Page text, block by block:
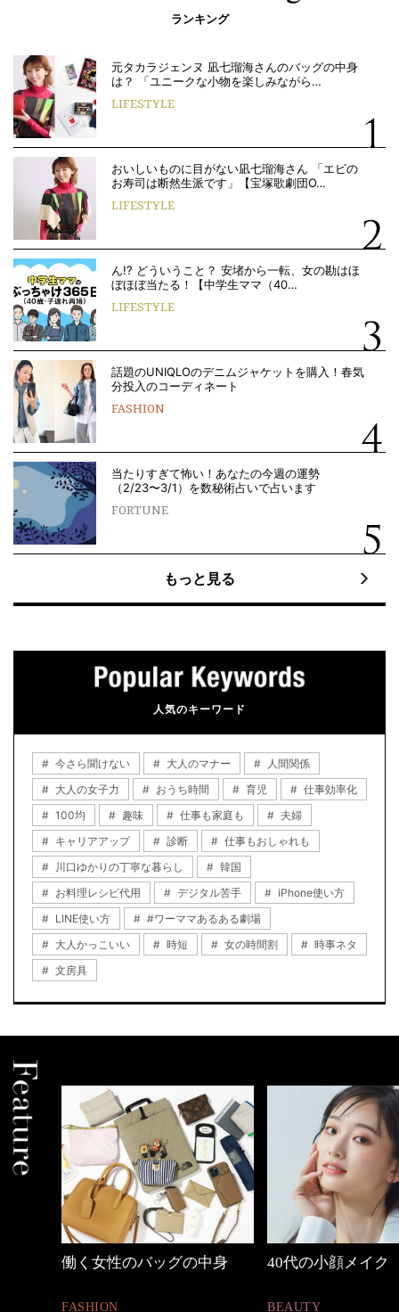
ランキング
元タカラジェンヌ 凪七瑠海さんのバッグの中身
は？ 「ユニークな小物を楽しみながら…
LIFESTYLE
おいしいものに目がない凪七瑠海さん 「エビの
お寿司は断然生派です」【宝塚歌劇団O…
LIFESTYLE
ん!? どういうこと？ 安堵から一転、女の勘はほ
ぼほぼ当たる！【中学生ママ（40…
LIFESTYLE
話題のUNIQLOのデニムジャケットを購入！春気
分投入のコーディネート
FASHION
当たりすぎて怖い！あなたの今週の運勢
（2/23〜3/1）を数秘術占いで占います
FORTUNE
もっと見る
人気のキーワード
今さら聞けない 大人のマナー
人間関係
大人の女子力
おうち時間 育児
仕事効率化
100均
趣味 仕事も家庭も
夫婦
キャリアアップ
診断
仕事もおしゃれも
川口ゆかりの丁寧な暮らし
韓国
お料理レシピ代用
デジタル苦手
iPhone使い方
LINE使い方
#ワーママあるある劇場
大人かっこいい
時短 女の時間割
時事ネタ
文房具
40代の小顔メイク
BEAUTY
優木まおみさん「